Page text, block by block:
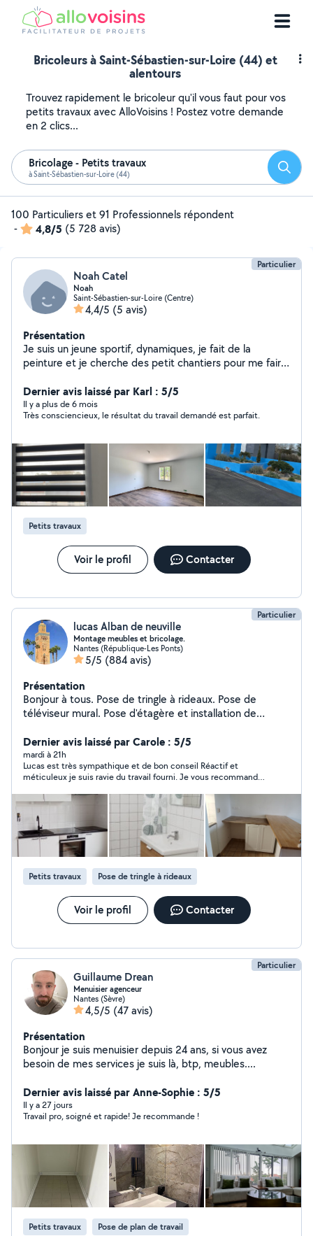
Bricoleurs à Saint-Sébastien-sur-Loire (44) et
alentours
Trouvez rapidement le bricoleur qu'il vous faut pour vos
petits travaux avec AlloVoisins ! Postez votre demande
en 2 clics...
Bricolage - Petits travaux
à Saint-Sébastien-sur-Loire (44)
100 Particuliers et 91 Professionnels répondent
-
4,8/5 (5 728 avis)
Particulier
Noah Catel
Noah
Saint-Sébastien-sur-Loire (Centre)
4,4/5 (5 avis)
Présentation
Je suis un jeune sportif, dynamiques, je fait de la
peinture et je cherche des petit chantiers pour me faire
Dernier avis laissé par Karl : 5/5
Il y a plus de 6 mois
Très consciencieux, le résultat du travail demandé est parfait.
Petits travaux
Voir le profil Contacter
Particulier
lucas Alban de neuville
Montage meubles et bricolage.
Nantes (République-Les Ponts)
5/5 (884 avis)
Présentation
Bonjour à tous. Pose de tringle à rideaux. Pose de
téléviseur mural. Pose d'étagère et installation de
kit. Besoin d'un transport jour et nuit pour colis ou
personne vous pouvez me contacter. Transport de
personnes pour rendez-vous pour course . Transport de
petit colis. Je peux également vous déposer à l'aéroport
venir vous chercher également à l'aéroport pour
promenade ou tout autre demande. Dispo également
pour toute autre service. Vous pouvez me contacter
pour vous renseigner je serai ravi de répondre à vos
questions.
Dernier avis laissé par Carole : 5/5
mardi à 21h
Lucas est très sympathique et de bon conseil Réactif et
méticuleux je suis ravie du travail fourni. Je vous recommande
prestations.
Petits travaux Pose de tringle à rideaux
Voir le profil Contacter
Particulier
Guillaume Drean
Menuisier agenceur
Nantes (Sèvre)
4,5/5 (47 avis)
Présentation
Bonjour je suis menuisier depuis 24 ans, si vous avez
besoin de mes services je suis là, btp, meubles....
Dernier avis laissé par Anne-Sophie : 5/5
Il y a 27 jours
Travail pro, soigné et rapide! Je recommande !
Petits travaux Pose de plan de travail